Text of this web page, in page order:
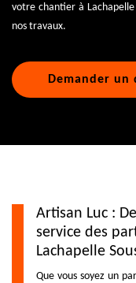
votre chantier à
nos travaux.
Demander
Artisan Luc :
service des
Lachapelle
Que vous soyez un